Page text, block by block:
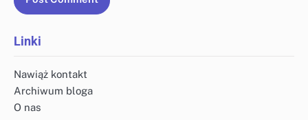
Linki
Nawiąż kontakt
Archiwum bloga
O nas